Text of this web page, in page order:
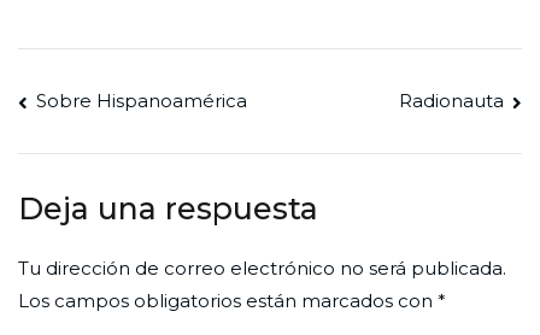
Navegación
de
entradas
Sobre Hispanoamérica Radionauta
Deja una respuesta
Tu dirección de correo electrónico no será publicada.
Los campos obligatorios están marcados con *